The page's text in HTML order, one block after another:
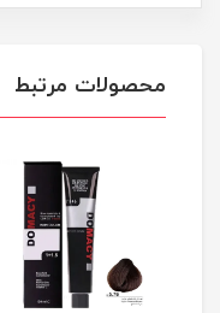
محصولات مرتبط